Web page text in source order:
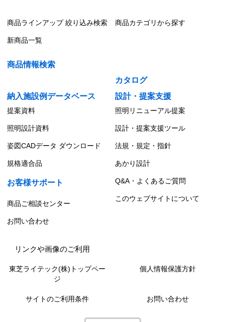
商品ラインアップ 絞り込み検索 商品カテゴリから探す
新商品一覧
商品情報検索
カタログ
納入施設例データベース
設計・提案支援
提案資料 照明リニューアル提案
照明設計資料 設計・提案支援ツール
姿図CADデータ ダウンロード 法規・規定・指針
規格適合品 あかり設計
お客様サポート Q&A・よくあるご質問
商品ご相談センター
このウェブサイトについて
お問い合わせ
リンクや画像のご利用
東芝ライテック(株)トップペー
ジ
個人情報保護方針
サイトのご利用条件 お問い合わせ